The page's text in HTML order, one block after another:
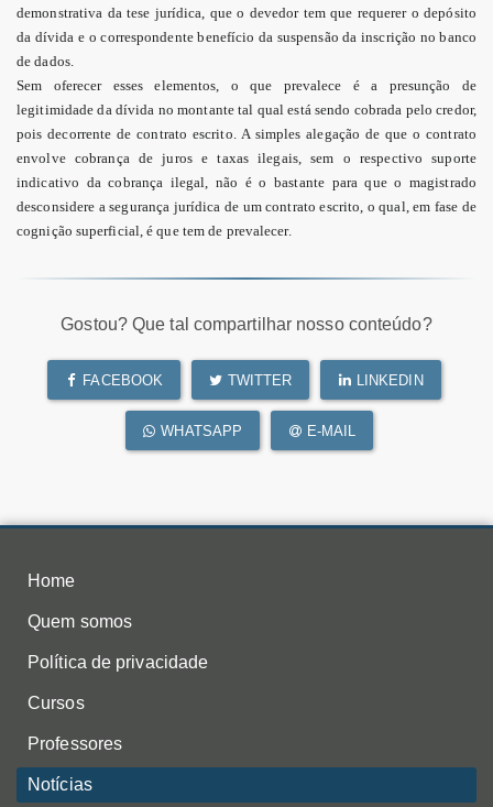
demonstrativa da tese jurídica, que o devedor tem que requerer o depósito
da dívida e o correspondente benefício da suspensão da inscrição no banco
de dados.
Sem oferecer esses elementos, o que prevalece é a presunção de
legitimidade da dívida no montante tal qual está sendo cobrada pelo credor,
pois decorrente de contrato escrito. A simples alegação de que o contrato
envolve cobrança de juros e taxas ilegais, sem o respectivo suporte
indicativo da cobrança ilegal, não é o bastante para que o magistrado
desconsidere a segurança jurídica de um contrato escrito, o qual, em fase de
cognição superficial, é que tem de prevalecer.
Gostou? Que tal compartilhar nosso conteúdo?
FACEBOOK TWITTER LINKEDIN
WHATSAPP E-MAIL
Home
Quem somos
Política de privacidade
Cursos
Professores
Notícias